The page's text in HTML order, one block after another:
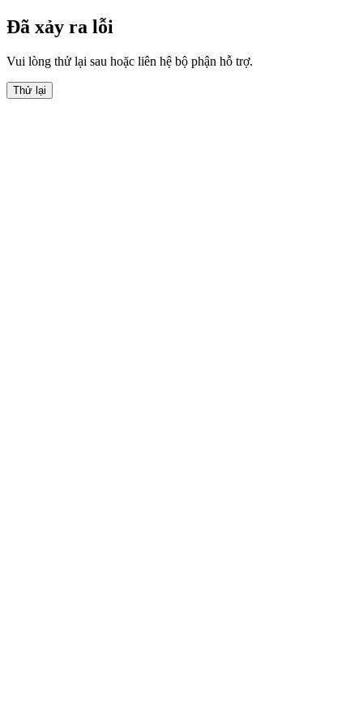
Đã xảy ra lỗi
Vui lòng thử lại sau hoặc liên hệ bộ phận hỗ trợ.
Thử lại